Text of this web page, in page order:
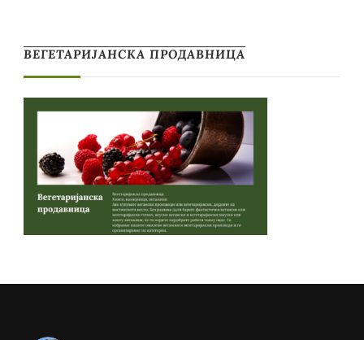
ВЕГЕТАРИЈАНСКА ПРОДАВНИЦА